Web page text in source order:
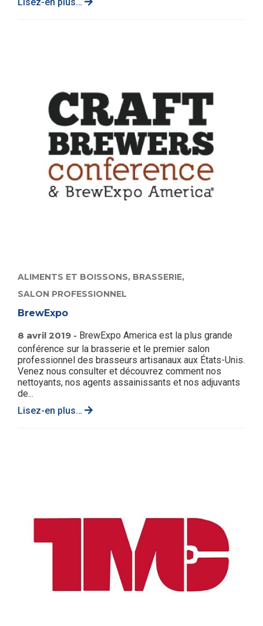
ALIMENTS ET BOISSONS, BRASSERIE,
SALON PROFESSIONNEL
BrewExpo
8 avril 2019 - BrewExpo America est la plus grande
conférence sur la brasserie et le premier salon
professionnel des brasseurs artisanaux aux États-Unis.
Venez nous consulter et découvrez comment nos
nettoyants, nos agents assainissants et nos adjuvants
de...
Lisez-en plus…